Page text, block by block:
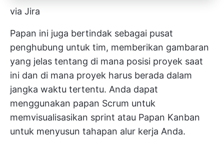
via Jira
Papan ini juga bertindak sebagai pusat
penghubung untuk tim, memberikan gambaran
yang jelas tentang di mana posisi proyek saat
ini dan di mana proyek harus berada dalam
jangka waktu tertentu. Anda dapat
menggunakan papan Scrum untuk
memvisualisasikan sprint atau Papan Kanban
untuk menyusun tahapan alur kerja Anda.